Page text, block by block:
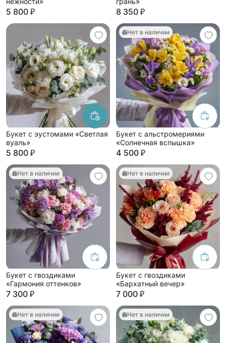
5 800 ₽ 8 350 ₽
Букет с эустомами «Светлая
вуаль»
5 800 ₽
Нет в наличии
Букет с альстромериями
«Солнечная вспышка»
4 500 ₽
Нет в наличии
Букет с гвоздиками
«Гармония оттенков»
7 300 ₽
Нет в наличии
Букет с гвоздиками
«Бархатный вечер»
7 000 ₽
Нет в наличии Нет в наличии